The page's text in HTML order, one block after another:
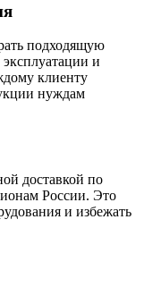
подходящую
и
клиенту
нуждам
доставкой по
России. Это
и избежать